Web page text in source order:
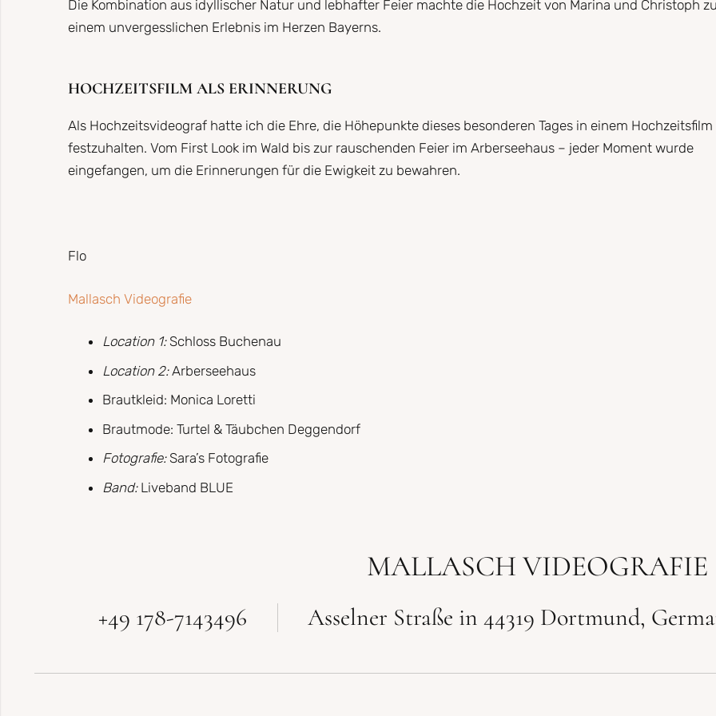
Die Kombination aus idyllischer Natur und lebhafter Feier machte die Hochzeit von Marina und Christoph
einem unvergesslichen Erlebnis im Herzen Bayerns.
HOCHZEITSFILM ALS ERINNERUNG
Als Hochzeitsvideograf hatte ich die Ehre, die Höhepunkte dieses besonderen Tages in einem Hochzeitsfilm
festzuhalten. Vom First Look im Wald bis zur rauschenden Feier im Arberseehaus – jeder Moment wurde
eingefangen, um die Erinnerungen für die Ewigkeit zu bewahren.
Flo
Mallasch Videografie
Location 1:Schloss Buchenau
Location 2:Arberseehaus
Brautkleid: Monica Loretti
Brautmode: Turtel & Täubchen Deggendorf
Fotografie:Sara’s Fotografie
Band:Liveband BLUE
MALLASCH VIDEOGRAFIE
+49 178-7143496 Asselner Straße in 44319 Dortmund,